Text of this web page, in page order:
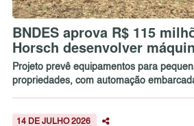
BNDES aprova R$ 115
Horsch desenvolver
Projeto prevê equipamentos para
propriedades, com automação
14 DE JULHO 2026